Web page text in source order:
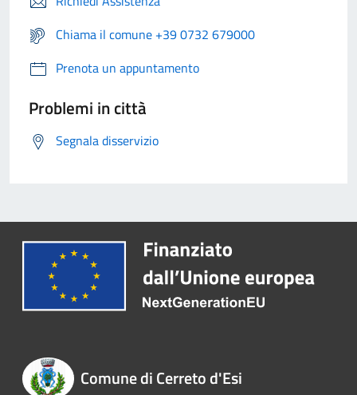
Chiama il comune +39 0732 679000
Prenota un appuntamento
Problemi in città
Segnala disservizio
Comune di Cerreto d'Esi